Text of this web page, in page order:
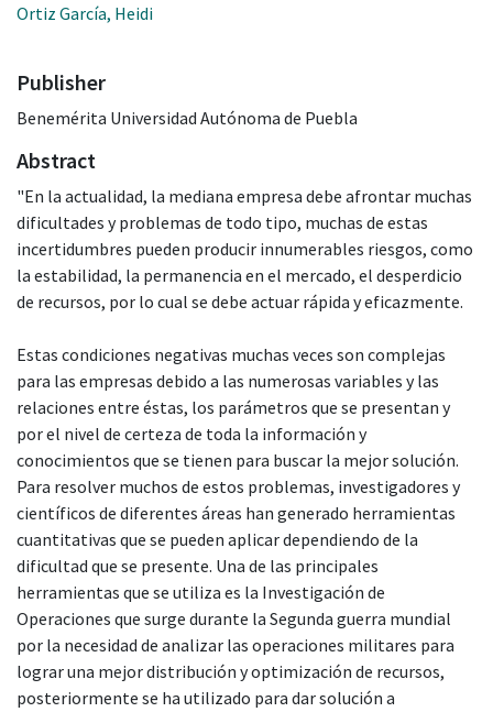
Ortiz García, Heidi
Publisher
Benemérita Universidad Autónoma de Puebla
Abstract
"En la actualidad, la mediana empresa debe afrontar muchas
dificultades y problemas de todo tipo, muchas de estas
incertidumbres pueden producir innumerables riesgos, como
la estabilidad, la permanencia en el mercado, el desperdicio
de recursos, por lo cual se debe actuar rápida y eficazmente.
Estas condiciones negativas muchas veces son complejas
para las empresas debido a las numerosas variables y las
relaciones entre éstas, los parámetros que se presentan y
por el nivel de certeza de toda la información y
conocimientos que se tienen para buscar la mejor solución.
Para resolver muchos de estos problemas, investigadores y
científicos de diferentes áreas han generado herramientas
cuantitativas que se pueden aplicar dependiendo de la
dificultad que se presente. Una de las principales
herramientas que se utiliza es la Investigación de
Operaciones que surge durante la Segunda guerra mundial
por la necesidad de analizar las operaciones militares para
lograr una mejor distribución y optimización de recursos,
posteriormente se ha utilizado para dar solución a